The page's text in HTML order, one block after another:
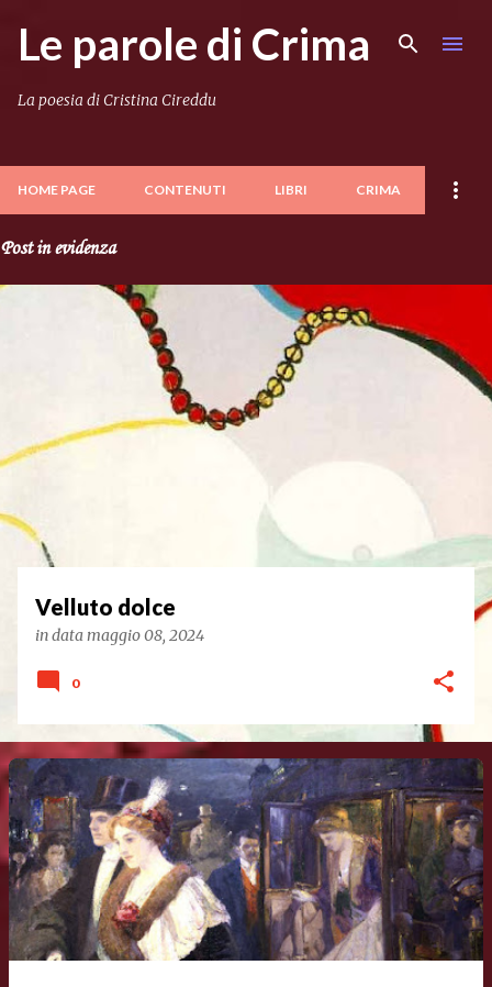
Passa ai contenuti principali
Le parole di Crima
La poesia di Cristina Cireddu
HOME PAGE CONTENUTI LIBRI CRIMA
o
Post in evidenza
Velluto dolce
in datamaggio 08, 2024
0